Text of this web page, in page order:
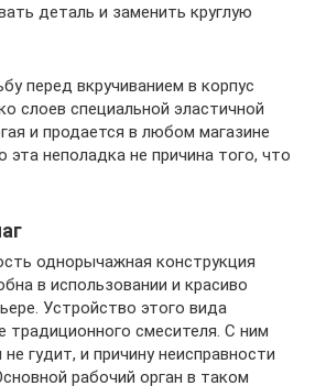
деталь и заменить круглую
перед вкручиванием в корпус
слоев специальной эластичной
и продается в любом магазине
эта неполадка не причина того, что
однорычажная конструкция
в использовании и красиво
Устройство этого вида
традиционного смесителя. С ним
гудит, и причину неисправности
рабочий орган в таком